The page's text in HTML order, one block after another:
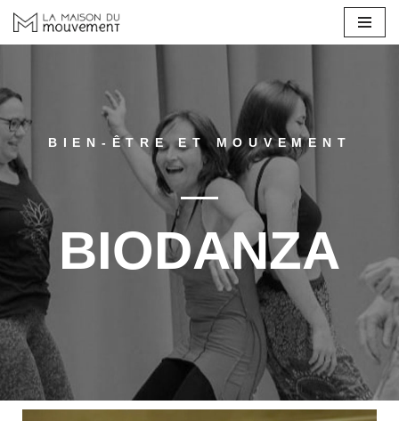
Aller
contenu
BIEN-ÊTRE ET MOUVEMENT
BIODANZA